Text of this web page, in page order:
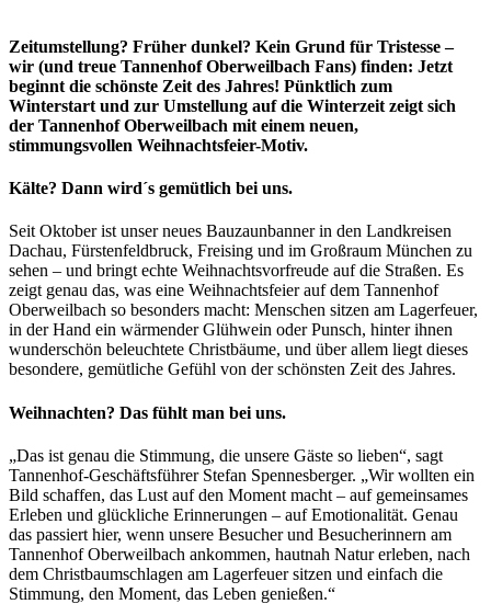
Zeitumstellung? Früher dunkel? Kein Grund für Tristesse –
wir (und treue Tannenhof Oberweilbach Fans) finden: Jetzt
beginnt die schönste Zeit des Jahres! Pünktlich zum
Winterstart und zur Umstellung auf die Winterzeit zeigt sich
der Tannenhof Oberweilbach mit einem neuen,
stimmungsvollen Weihnachtsfeier-Motiv.
Kälte? Dann wird´s gemütlich bei uns.
Seit Oktober ist unser neues Bauzaunbanner in den Landkreisen
Dachau, Fürstenfeldbruck, Freising und im Großraum München zu
sehen – und bringt echte Weihnachtsvorfreude auf die Straßen. Es
zeigt genau das, was eine Weihnachtsfeier auf dem Tannenhof
Oberweilbach so besonders macht: Menschen sitzen am Lagerfeuer,
in der Hand ein wärmender Glühwein oder Punsch, hinter ihnen
wunderschön beleuchtete Christbäume, und über allem liegt dieses
besondere, gemütliche Gefühl von der schönsten Zeit des Jahres.
Weihnachten? Das fühlt man bei uns.
„Das ist genau die Stimmung, die unsere Gäste so lieben“, sagt
Tannenhof-Geschäftsführer Stefan Spennesberger. „Wir wollten ein
Bild schaffen, das Lust auf den Moment macht – auf gemeinsames
Erleben und glückliche Erinnerungen – auf Emotionalität. Genau
das passiert hier, wenn unsere Besucher und Besucherinnern am
Tannenhof Oberweilbach ankommen, hautnah Natur erleben, nach
dem Christbaumschlagen am Lagerfeuer sitzen und einfach die
Stimmung, den Moment, das Leben genießen.“